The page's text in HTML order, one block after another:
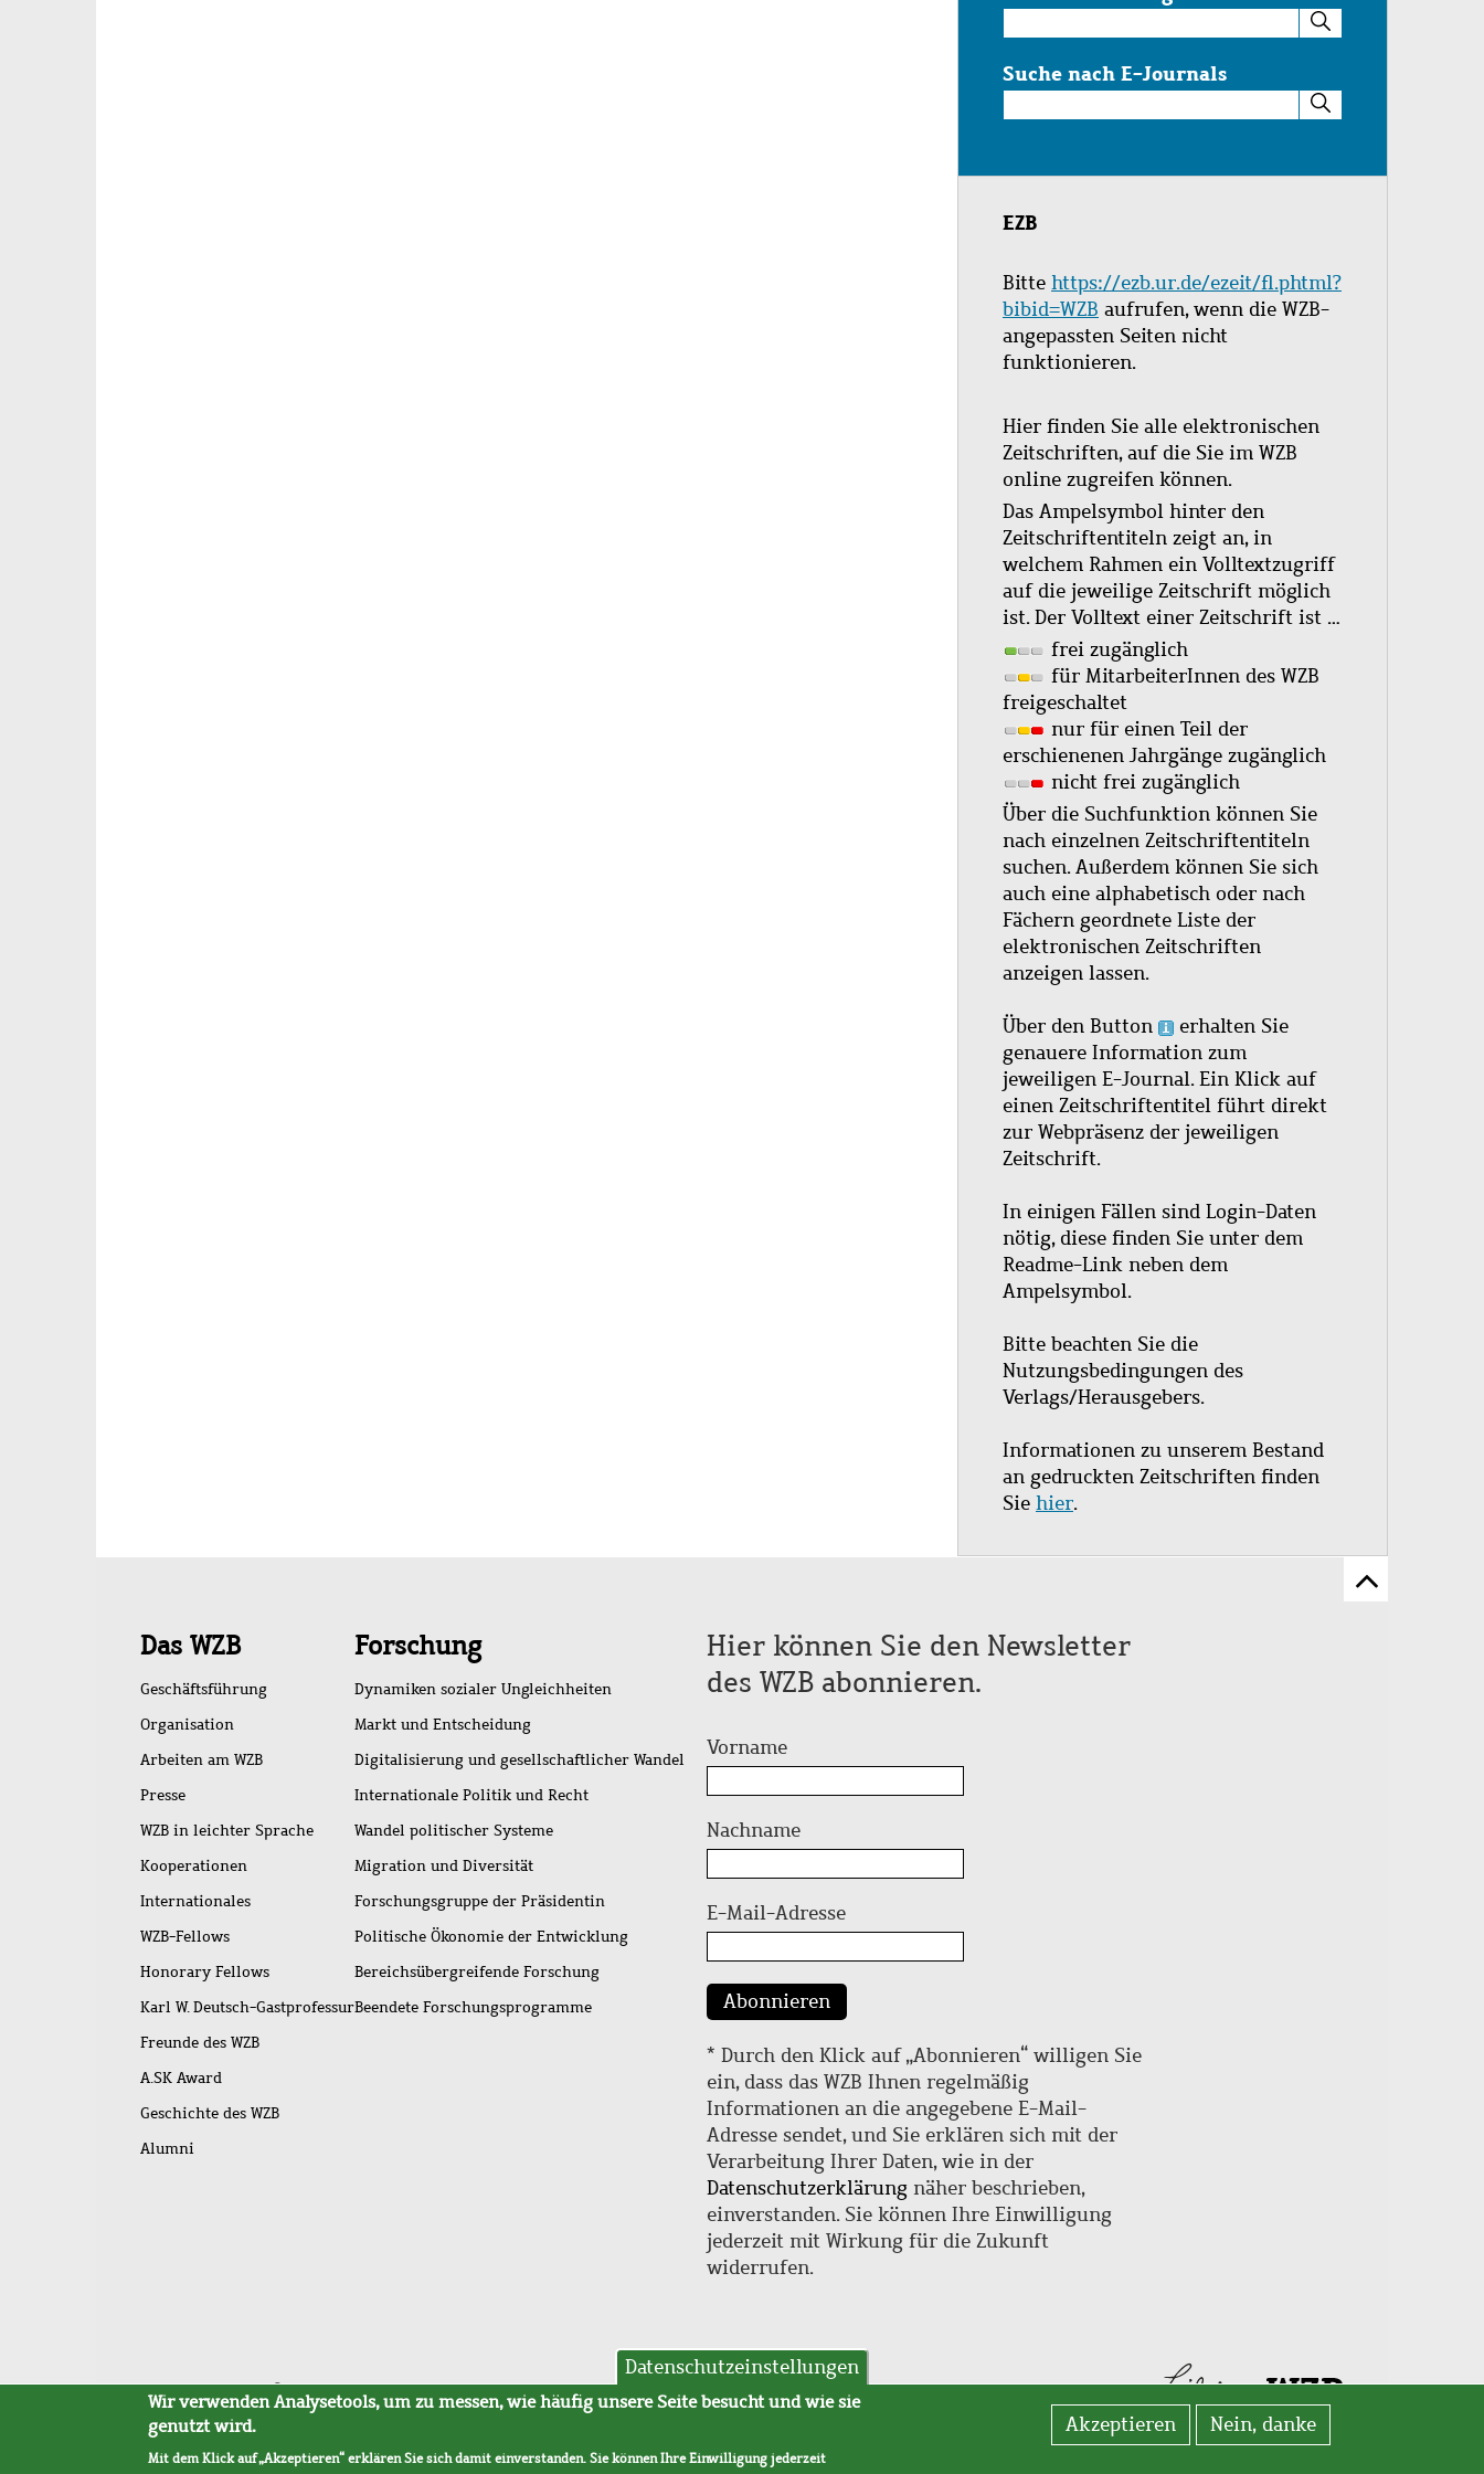
im
Katalog
Suche nach E-Journals
nach
Journals
EZB
Bitte https://ezb.ur.de/ezeit/fl.phtml?
bibid=WZB aufrufen, wenn die WZB-
angepassten Seiten nicht
funktionieren.
Hier finden Sie alle elektronischen
Zeitschriften, auf die Sie im WZB
online zugreifen können.
Das Ampelsymbol hinter den
Zeitschriftentiteln zeigt an, in
welchem Rahmen ein Volltextzugriff
auf die jeweilige Zeitschrift möglich
ist. Der Volltext einer Zeitschrift ist …
frei zugänglich
für MitarbeiterInnen des WZB
freigeschaltet
nur für einen Teil der
erschienenen Jahrgänge zugänglich
nicht frei zugänglich
Über die Suchfunktion können Sie
nach einzelnen Zeitschriftentiteln
suchen. Außerdem können Sie sich
auch eine alphabetisch oder nach
Fächern geordnete Liste der
elektronischen Zeitschriften
anzeigen lassen.
Über den Button
erhalten Sie
genauere Information zum
jeweiligen E-Journal. Ein Klick auf
einen Zeitschriftentitel führt direkt
zur Webpräsenz der jeweiligen
Zeitschrift.
In einigen Fällen sind Login-Daten
nötig, diese finden Sie unter dem
Readme-Link neben dem
Ampelsymbol.
Bitte beachten Sie die
Nutzungsbedingungen des
Verlags/Herausgebers.
Informationen zu unserem Bestand
an gedruckten Zeitschriften finden
Sie hier.
Zum
Schnellzugriff
Das WZB
Geschäftsführung
Organisation
Arbeiten am WZB
Presse
WZB in leichter Sprache
Kooperationen
Internationales
WZB-Fellows
Honorary Fellows
Karl W. Deutsch-Gastprofessur
Freunde des WZB
A.SK Award
Geschichte des WZB
Alumni
Forschung
Dynamiken sozialer Ungleichheiten
Markt und Entscheidung
Digitalisierung und gesellschaftlicher Wandel
Internationale Politik und Recht
Wandel politischer Systeme
Migration und Diversität
Forschungsgruppe der Präsidentin
Politische Ökonomie der Entwicklung
Bereichsübergreifende Forschung
Beendete Forschungsprogramme
Hier können Sie den Newsletter
des WZB abonnieren.
Vorname
Nachname
E-Mail-Adresse
Abonnieren
* Durch den Klick auf „Abonnieren“ willigen Sie
ein, dass das WZB Ihnen regelmäßig
Informationen an die angegebene E-Mail-
Adresse sendet, und Sie erklären sich mit der
Verarbeitung Ihrer Daten, wie in der
Datenschutzerklärung näher beschrieben,
einverstanden. Sie können Ihre Einwilligung
jederzeit mit Wirkung für die Zukunft
widerrufen.
Fußleistenmenü
SitemapBarrierefreiheitImpressumDatenschutzAVB
Datenschutzeinstellungen
Wir verwenden Analysetools, um zu messen, wie häufig unsere Seite besucht und wie sie
genutzt wird.
Mit dem Klick auf „Akzeptieren“ erklären Sie sich damit einverstanden. Sie können Ihre Einwilligung jederzeit
Akzeptieren Nein, danke